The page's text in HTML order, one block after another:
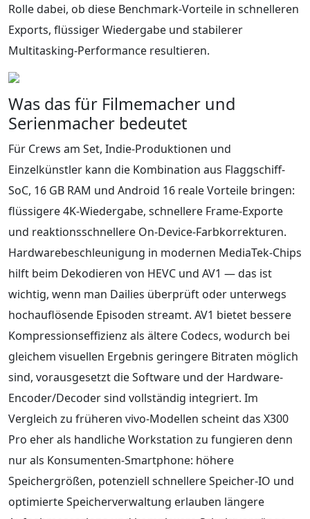
Rolle dabei, ob diese Benchmark-Vorteile in schnelleren
Exports, flüssiger Wiedergabe und stabilerer
Multitasking-Performance resultieren.
Was das für Filmemacher und
Serienmacher bedeutet
Für Crews am Set, Indie-Produktionen und
Einzelkünstler kann die Kombination aus Flaggschiff-
SoC, 16 GB RAM und Android 16 reale Vorteile bringen:
flüssigere 4K-Wiedergabe, schnellere Frame-Exporte
und reaktionsschnellere On-Device-Farbkorrekturen.
Hardwarebeschleunigung in modernen MediaTek-Chips
hilft beim Dekodieren von HEVC und AV1 — das ist
wichtig, wenn man Dailies überprüft oder unterwegs
hochauflösende Episoden streamt. AV1 bietet bessere
Kompressionseffizienz als ältere Codecs, wodurch bei
gleichem visuellen Ergebnis geringere Bitraten möglich
sind, vorausgesetzt die Software und der Hardware-
Encoder/Decoder sind vollständig integriert. Im
Vergleich zu früheren vivo-Modellen scheint das X300
Pro eher als handliche Workstation zu fungieren denn
nur als Konsumenten-Smartphone: höhere
Speichergrößen, potenziell schnellere Speicher-IO und
optimierte Speicherverwaltung erlauben längere